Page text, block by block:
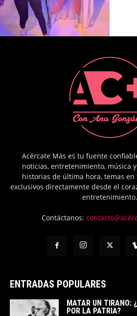
Acércate Más es tu fuente
noticias, entretenimiento, música
historias de última hora, temas en
exclusivos directamente desde el
entretenimiento.
Contáctanos:
ENTRADAS POPULARES
MATAR UN TIRANO:
POR LA PATRIA?